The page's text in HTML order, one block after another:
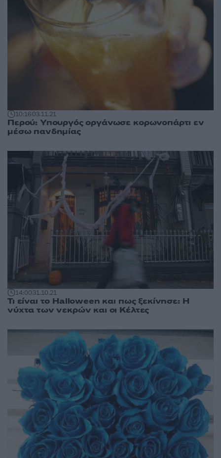
10:1603.11.21
Περού: Υπουργός οργάνωσε κορωνοπάρτι εν
μέσω πανδημίας
14:0031.10.21
Τι είναι το Halloween και πως ξεκίνησε: Η
νύχτα των νεκρών και οι Κέλτες